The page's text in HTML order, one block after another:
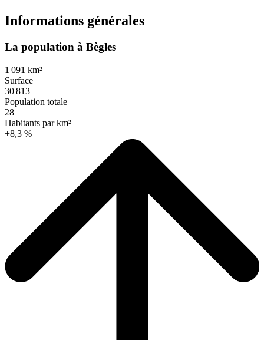
Informations générales
La population à Bègles
1 091 km²
Surface
30 813
Population totale
28
Habitants par km²
+8,3 %